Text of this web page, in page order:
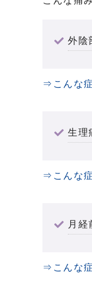
外陰
⇒こんな
生理
⇒こんな
月経
⇒こんな